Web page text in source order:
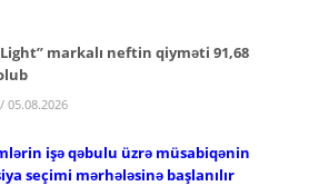
markalı neftin qiyməti 91,68
05.08.2026
işə qəbulu üzrə müsabiqənin
seçimi mərhələsinə başlanılır